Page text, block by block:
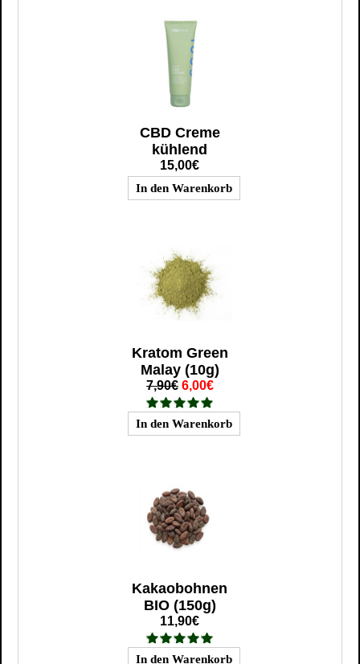
CBD Creme
kühlend
15,00€
Kratom Green
Malay (10g)
7,90€ 6,00€
Kakaobohnen
BIO (150g)
11,90€